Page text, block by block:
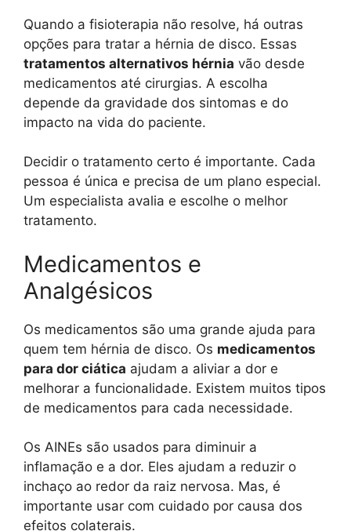
Quando a fisioterapia não resolve, há outras
opções para tratar a hérnia de disco. Essas
tratamentos alternativos hérnia vão desde
medicamentos até cirurgias. A escolha
depende da gravidade dos sintomas e do
impacto na vida do paciente.
Decidir o tratamento certo é importante. Cada
pessoa é única e precisa de um plano especial.
Um especialista avalia e escolhe o melhor
tratamento.
Medicamentos e
Analgésicos
Os medicamentos são uma grande ajuda para
quem tem hérnia de disco. Os medicamentos
para dor ciática ajudam a aliviar a dor e
melhorar a funcionalidade. Existem muitos tipos
de medicamentos para cada necessidade.
Os AINEs são usados para diminuir a
inflamação e a dor. Eles ajudam a reduzir o
inchaço ao redor da raiz nervosa. Mas, é
importante usar com cuidado por causa dos
efeitos colaterais.